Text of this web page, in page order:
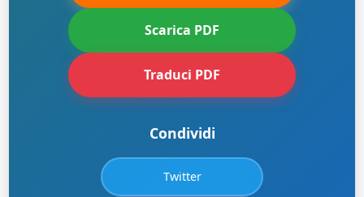
Scarica PDF
Traduci PDF
Condividi
Twitter